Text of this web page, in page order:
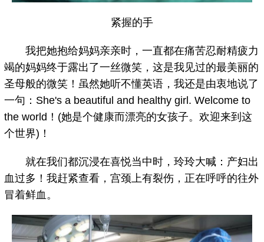
紧握的手
我把她抱给妈妈亲亲时，一直都在痛苦忍耐精疲力
竭的妈妈终于露出了一丝微笑，这是我见过的最美丽的
圣母般的微笑！虽然她听不懂英语，我还是由衷地说了
一句：She's a beautiful and healthy girl. Welcome to
the world！(她是个健康而漂亮的女孩子。欢迎来到这
个世界)！
就在我们都沉浸在喜悦当中时，玲玲大喊：产妇出
血过多！我赶紧查看，宫颈上有裂伤，正在呼呼的往外
冒着鲜血。